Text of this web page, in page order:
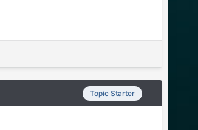
Topic Starter